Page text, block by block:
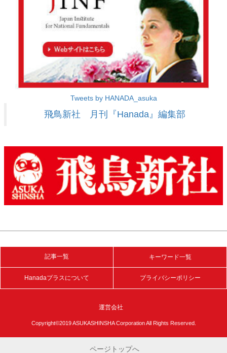
Tweets by HANADA_asuka
飛鳥新社 月刊『Hanada』編集部
記事一覧 キーワード一覧
Hanadaプラスについて プライバシーポリシー
運営会社
Copyright©2019 ASUKASHINSHA Corporation All Rights Reserved.
ページトップへ